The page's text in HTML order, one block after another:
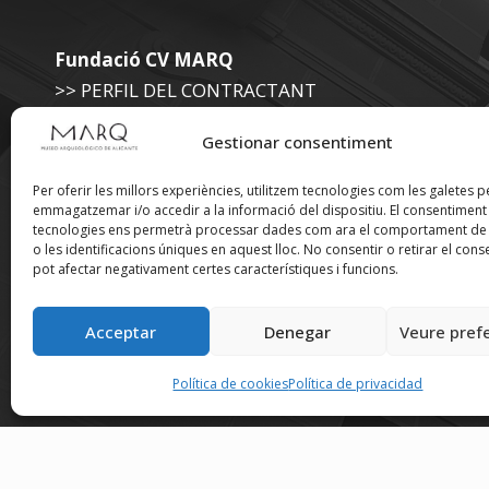
Gestionar consentiment
Per oferir les millors experiències, utilitzem tecnologies com les galetes
emmagatzemar i/o accedir a la informació del dispositiu. El
tecnologies ens permetrà processar dades com ara el comportament de
o les identificacions úniques en aquest lloc. No consentir o retirar el
pot afectar negativament certes característiques i funcions.
Acceptar Denegar Veure
Política de cookiesPolítica de privacidad
Fundació CV MARQ
>> PERFIL DEL CONTRACTANT
>> SEU ELECTRÒNICA FUNDACIÓ>
Museu Arqueològic (Diputació d'Alacant)
>> SEU ELECTRÒNICA DIPUTACIÓ
Suscríbete a nuestra
Newsletter